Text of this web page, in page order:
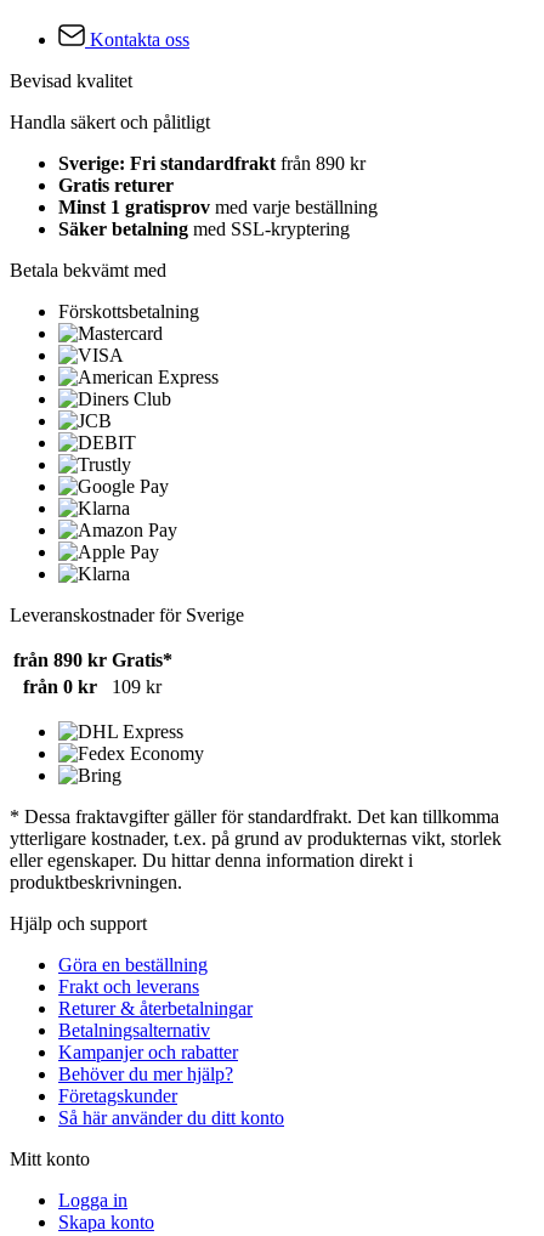
Kontakta oss
Bevisad kvalitet
Handla säkert och pålitligt
Sverige: Fri standardfrakt från 890 kr
Gratis returer
Minst 1 gratisprov med varje beställning
Säker betalning med SSL-kryptering
Betala bekvämt med
Förskottsbetalning
Leveranskostnader för Sverige
från 890 kr Gratis*
från 0 kr
109 kr
* Dessa fraktavgifter gäller för standardfrakt. Det kan tillkomma
ytterligare kostnader, t.ex. på grund av produkternas vikt, storlek
eller egenskaper. Du hittar denna information direkt i
produktbeskrivningen.
Hjälp och support
Göra en beställning
Frakt och leverans
Returer & återbetalningar
Betalningsalternativ
Kampanjer och rabatter
Behöver du mer hjälp?
Företagskunder
Så här använder du ditt konto
Mitt konto
Logga in
Skapa konto